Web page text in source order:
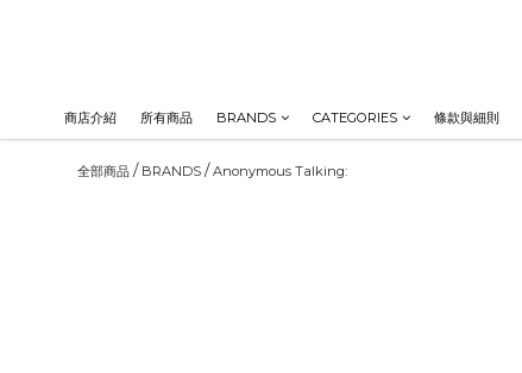
商店介紹 所有商品 BRANDS CATEGORIES 條款與細則
全部商品 / BRANDS /Anonymous Talking: